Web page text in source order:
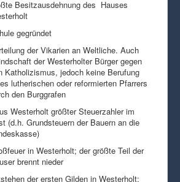
Besitzausdehnung des Hauses
gegründet
der Vikarien an Weltliche. Auch
der Westerholter Bürger gegen
Katholizismus, jedoch keine Berufung
lutherischen oder reformierten Pfarrers
den Burggrafen
Westerholt größter Steuerzahler im
(d.h. Grundsteuern der Bauern an die
in Westerholt; der größte Teil der
brennt nieder
der ersten Gilden in Westerholt;